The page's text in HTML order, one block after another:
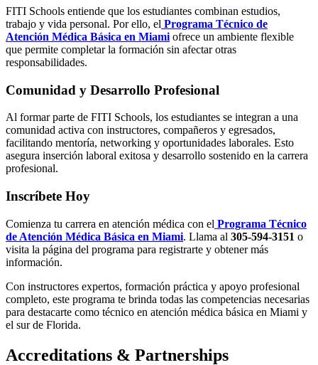
FITI Schools entiende que los estudiantes combinan estudios,
trabajo y vida personal. Por ello, el Programa Técnico de
Atención Médica Básica en Miami ofrece un ambiente flexible
que permite completar la formación sin afectar otras
responsabilidades.
Comunidad y Desarrollo Profesional
Al formar parte de FITI Schools, los estudiantes se integran a una
comunidad activa con instructores, compañeros y egresados,
facilitando mentoría, networking y oportunidades laborales. Esto
asegura inserción laboral exitosa y desarrollo sostenido en la carrera
profesional.
Inscríbete Hoy
Comienza tu carrera en atención médica con el Programa Técnico
de Atención Médica Básica en Miami. Llama al 305‑594‑3151 o
visita la página del programa para registrarte y obtener más
información.
Con instructores expertos, formación práctica y apoyo profesional
completo, este programa te brinda todas las competencias necesarias
para destacarte como técnico en atención médica básica en Miami y
el sur de Florida.
Accreditations & Partnerships